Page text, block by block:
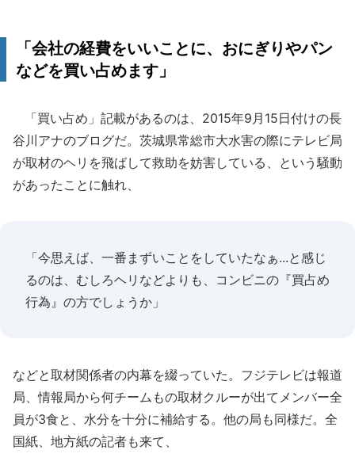
「会社の経費をいいことに、おにぎりやパン
などを買い占めます」
「買い占め」記載があるのは、2015年9月15日付けの長
谷川アナのブログだ。茨城県常総市大水害の際にテレビ局
が取材のヘリを飛ばして救助を妨害している、という騒動
があったことに触れ、
「今思えば、一番まずいことをしていたなぁ...と感じ
るのは、むしろヘリなどよりも、コンビニの『買占め
行為』の方でしょうか」
などと取材関係者の内幕を綴っていた。フジテレビは報道
局、情報局から何チームもの取材クルーが出てメンバー全
員が3食と、水分を十分に補給する。他の局も同様だ。全
国紙、地方紙の記者も来て、